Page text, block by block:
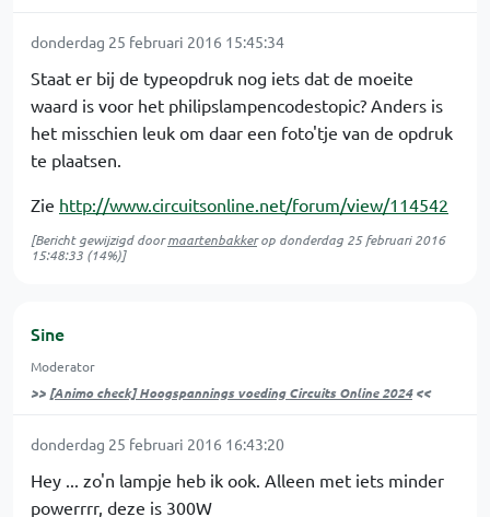
donderdag 25 februari 2016 15:45:34
Staat er bij de typeopdruk nog iets dat de moeite
waard is voor het philipslampencodestopic? Anders is
het misschien leuk om daar een foto'tje van de opdruk
te plaatsen.
Zie http://www.circuitsonline.net/forum/view/114542
[Bericht gewijzigd doormaartenbakkerop donderdag 25 februari 2016
15:48:33 (14%)]
Sine
Moderator
>> [Animo check] Hoogspannings voeding Circuits Online 2024<<
donderdag 25 februari 2016 16:43:20
Hey ... zo'n lampje heb ik ook. Alleen met iets minder
powerrrr, deze is 300W